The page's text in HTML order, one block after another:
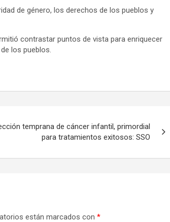
de género, los derechos de los pueblos y
contrastar puntos de vista para enriquecer
los pueblos.
temprana de cáncer infantil, primordial
para tratamientos exitosos: SSO
están marcados con *